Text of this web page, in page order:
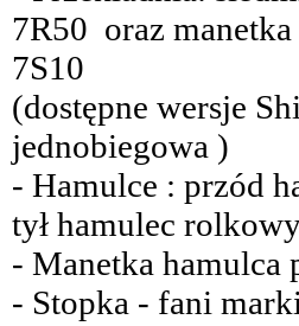
7R50 oraz
7S10
(dostępne wersje
jednobiegowa )
- Hamulce : przód
tył hamulec
- Manetka hamulca
- Stopka - fani